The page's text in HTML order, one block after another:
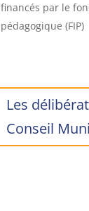
financés par le
pédagogique (FIP)
Les
Conseil